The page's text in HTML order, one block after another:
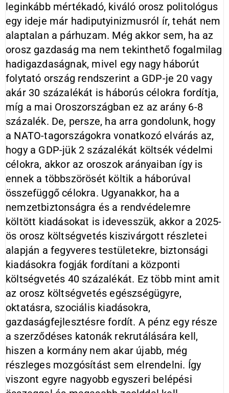
leginkább mértékadó, kiváló orosz politológus
egy ideje már hadiputyinizmusról ír, tehát nem
alaptalan a párhuzam. Még akkor sem, ha az
orosz gazdaság ma nem tekinthető fogalmilag
hadigazdaságnak, mivel egy nagy háborút
folytató ország rendszerint a GDP-je 20 vagy
akár 30 százalékát is háborús célokra fordítja,
míg a mai Oroszországban ez az arány 6-8
százalék. De, persze, ha arra gondolunk, hogy
a NATO-tagországokra vonatkozó elvárás az,
hogy a GDP-jük 2 százalékát költsék védelmi
célokra, akkor az oroszok arányaiban így is
ennek a többszörösét költik a háborúval
összefüggő célokra. Ugyanakkor, ha a
nemzetbiztonságra és a rendvédelemre
költött kiadásokat is idevesszük, akkor a 2025-
ös orosz költségvetés kiszivárgott részletei
alapján a fegyveres testületekre, biztonsági
kiadásokra fogják fordítani a központi
költségvetés 40 százalékát. Ez több mint amit
az orosz költségvetés egészségügyre,
oktatásra, szociális kiadásokra,
gazdaságfejlesztésre fordít. A pénz egy része
a szerződéses katonák rekrutálására kell,
hiszen a kormány nem akar újabb, még
részleges mozgósítást sem elrendelni. Így
viszont egyre nagyobb egyszeri belépési